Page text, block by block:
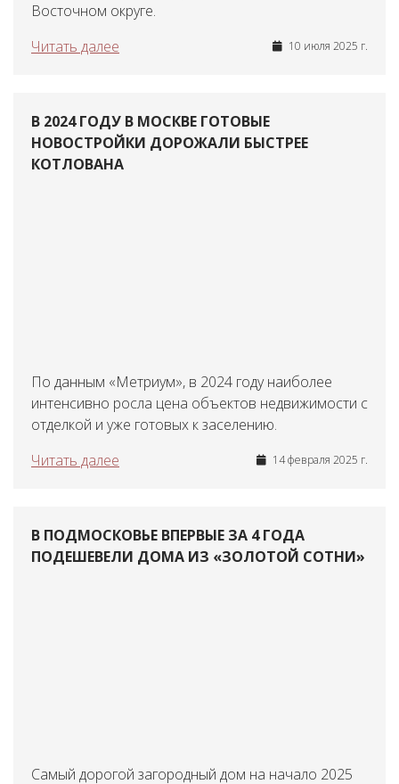
Восточном округе.
Читать далее
10 июля 2025 г.
В 2024 ГОДУ В МОСКВЕ ГОТОВЫЕ
НОВОСТРОЙКИ ДОРОЖАЛИ БЫСТРЕЕ
КОТЛОВАНА
По данным «Метриум», в 2024 году наиболее
интенсивно росла цена объектов недвижимости с
отделкой и уже готовых к заселению.
Читать далее
14 февраля 2025 г.
В ПОДМОСКОВЬЕ ВПЕРВЫЕ ЗА 4 ГОДА
ПОДЕШЕВЕЛИ ДОМА ИЗ «ЗОЛОТОЙ СОТНИ»
Самый дорогой загородный дом на начало 2025